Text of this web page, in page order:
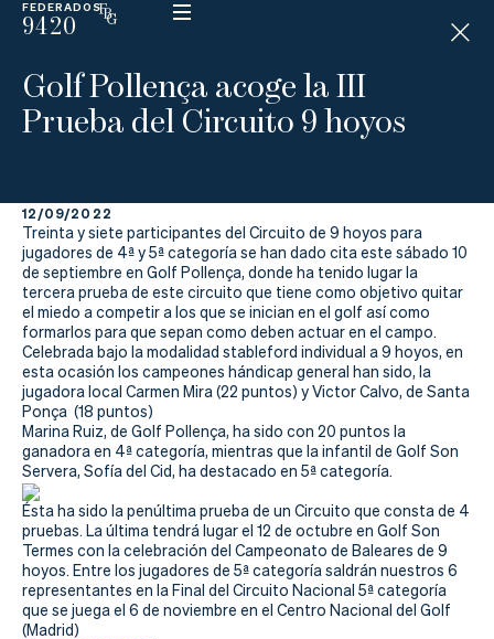
FEDERADOS
9420
ESP
N
D
I
C
La
Federación
Federarse
Jugar
Aprender
Actualidad
Tienda
Golf Pollença acoge la III
Prueba del Circuito 9 hoyos
12/09/2022
Treinta y siete participantes del Circuito de 9 hoyos para
jugadores de 4ª y 5ª categoría se han dado cita este sábado 10
de septiembre en Golf Pollença, donde ha tenido lugar la
tercera prueba de este circuito que tiene como objetivo quitar
el miedo a competir a los que se inician en el golf así como
formarlos para que sepan como deben actuar en el campo.
Celebrada bajo la modalidad stableford individual a 9 hoyos, en
esta ocasión los campeones hándicap general han sido, la
jugadora local Carmen Mira (22 puntos) y Victor Calvo, de Santa
Ponça (18 puntos)
Marina Ruiz, de Golf Pollença, ha sido con 20 puntos la
ganadora en 4ª categoría, mientras que la infantil de Golf Son
Servera, Sofía del Cid, ha destacado en 5ª categoría.
Ésta ha sido la penúltima prueba de un Circuito que consta de 4
pruebas. La última tendrá lugar el 12 de octubre en Golf Son
Termes con la celebración del Campeonato de Baleares de 9
hoyos. Entre los jugadores de 5ª categoría saldrán nuestros 6
representantes en la Final del Circuito Nacional 5ª categoría
que se juega el 6 de noviembre en el Centro Nacional del Golf
(Madrid)